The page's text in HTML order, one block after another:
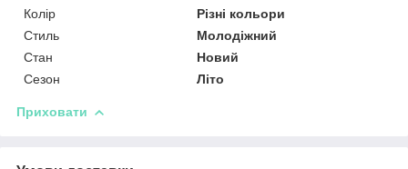
Колір
Різні кольори
Стиль
Молодіжний
Стан
Новий
Сезон
Літо
Приховати